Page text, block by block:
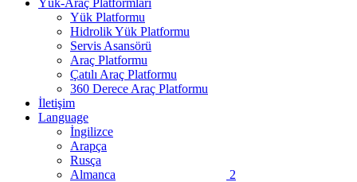
Yük-Araç Platformları
Yük Platformu
Hidrolik Yük Platformu
Servis Asansörü
Araç Platformu
Çatılı Araç Platformu
360 Derece Araç Platformu
İletişim
Language
İngilizce
Arapça
Rusça
Almanca